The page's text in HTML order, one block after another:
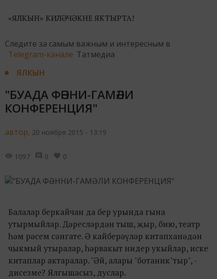
«ЯЛКЫН» КИЛӘЧӘКНЕ ЯКТЫРТА!
Следите за самым важным и интересным в
Telegram-канале Татмедиа
ЯЛКЫН
"БУАДА ФӘННИ-ГАМӘЛИ
КОНФЕРЕНЦИЯ"
автор, 20 ноября 2015 - 13:19
1097 0 0
Балалар беркайчан да бер урында гына
утырмыйлар. Дәресләрдән тыш, җыр, бию, театр
һәм рәсем сәнгате. Ә кайберәүләр китапханәдән
чыкмый утыралар, һәрвакыт нидер укыйлар, иске
китаплар актаралар. "Әй, алары "ботаник"тыр", -
дисезме? Ялгышасыз, дуслар.